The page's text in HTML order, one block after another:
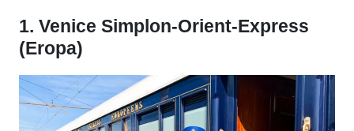
1. Venice Simplon-Orient-Express
(Eropa)